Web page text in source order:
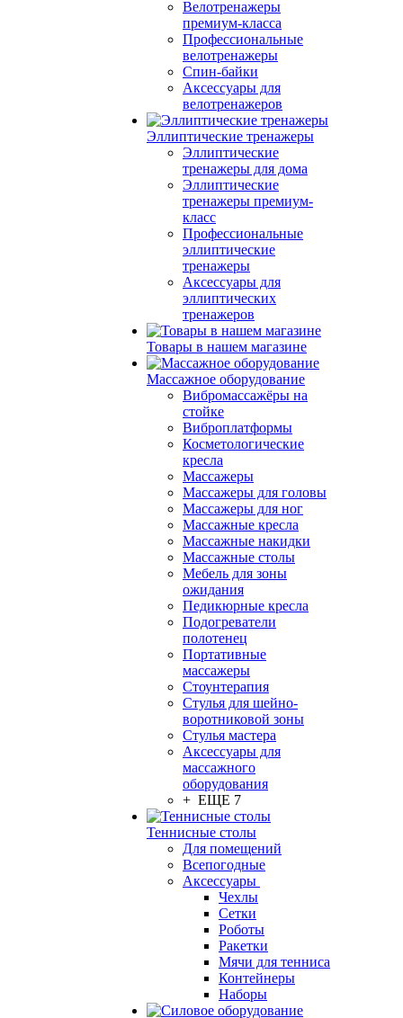
Велотренажеры
премиум-класса
Профессиональные
велотренажеры
Спин-байки
Аксессуары для
велотренажеров
Эллиптические тренажеры
Эллиптические
тренажеры для дома
Эллиптические
тренажеры премиум-
класс
Профессиональные
эллиптические
тренажеры
Аксессуары для
эллиптических
тренажеров
Товары в нашем магазине
Массажное оборудование
Вибромассажёры на
стойке
Виброплатформы
Косметологические
кресла
Массажеры
Массажеры для головы
Массажеры для ног
Массажные кресла
Массажные накидки
Массажные столы
Мебель для зоны
ожидания
Педикюрные кресла
Подогреватели
полотенец
Портативные
массажеры
Стоунтерапия
Стулья для шейно-
воротниковой зоны
Стулья мастера
Аксессуары для
массажного
оборудования
+ ЕЩЕ 7
Теннисные столы
Для помещений
Всепогодные
Аксессуары
Чехлы
Сетки
Роботы
Ракетки
Мячи для тенниса
Контейнеры
Наборы